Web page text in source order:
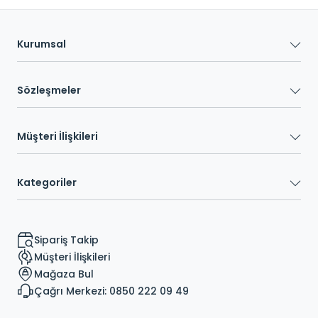
Kurumsal
Sözleşmeler
Müşteri İlişkileri
Kategoriler
Sipariş Takip
Müşteri İlişkileri
Mağaza Bul
Çağrı Merkezi: 0850 222 09 49